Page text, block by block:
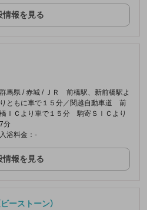
情報を見る
群馬県 / 赤城 / ＪＲ 前橋駅、新前橋駅よ
りともに車で１５分／関越自動車道 前
橋ＩＣより車で１５分 駒寄ＳＩＣより
7分
入浴料金：-
情報を見る
ーストーン）